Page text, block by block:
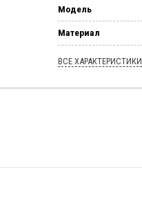
Модель
Материал
ВСЕ ХАРАКТЕРИСТИКИ